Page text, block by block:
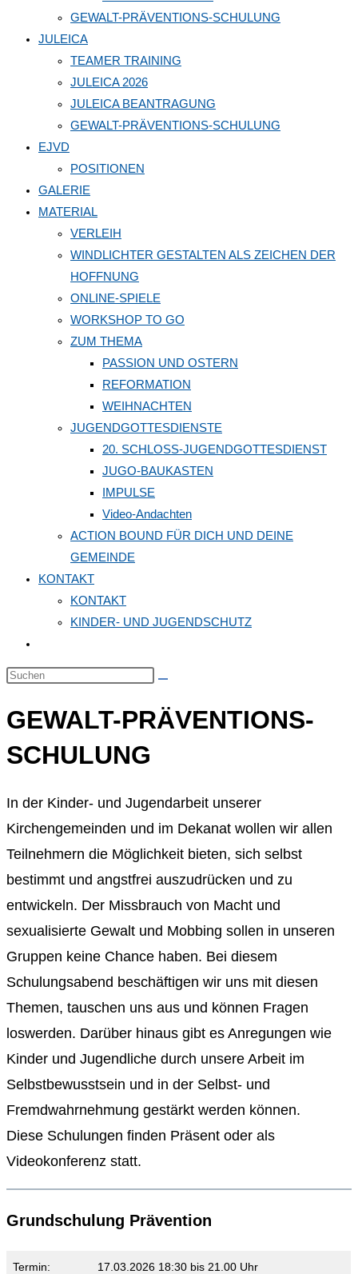
GEWALT-PRÄVENTIONS-SCHULUNG
JULEICA
TEAMER TRAINING
JULEICA 2026
JULEICA BEANTRAGUNG
GEWALT-PRÄVENTIONS-SCHULUNG
EJVD
POSITIONEN
GALERIE
MATERIAL
VERLEIH
WINDLICHTER GESTALTEN ALS ZEICHEN DER
HOFFNUNG
ONLINE-SPIELE
WORKSHOP TO GO
ZUM THEMA
PASSION UND OSTERN
REFORMATION
WEIHNACHTEN
JUGENDGOTTESDIENSTE
20. SCHLOSS-JUGENDGOTTESDIENST
JUGO-BAUKASTEN
IMPULSE
Video-Andachten
ACTION BOUND FÜR DICH UND DEINE
GEMEINDE
KONTAKT
KONTAKT
KINDER- UND JUGENDSCHUTZ
Suche
umschalten
Diese
durchsuchen
GEWALT-PRÄVENTIONS-
SCHULUNG
In der Kinder- und Jugendarbeit unserer
Kirchengemeinden und im Dekanat wollen wir allen
Teilnehmern die Möglichkeit bieten, sich selbst
bestimmt und angstfrei auszudrücken und zu
entwickeln. Der Missbrauch von Macht und
sexualisierte Gewalt und Mobbing sollen in unseren
Gruppen keine Chance haben. Bei diesem
Schulungsabend beschäftigen wir uns mit diesen
Themen, tauschen uns aus und können Fragen
loswerden. Darüber hinaus gibt es Anregungen wie
Kinder und Jugendliche durch unsere Arbeit im
Selbstbewusstsein und in der Selbst- und
Fremdwahrnehmung gestärkt werden können.
Diese Schulungen finden Präsent oder als
Videokonferenz statt.
Grundschulung Prävention
Termin: 17.03.2026 18:30 bis 21.00 Uhr